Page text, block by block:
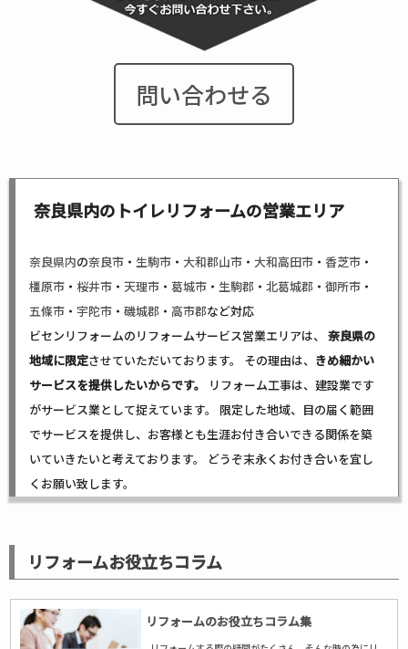
問い合わせる
奈良県内のトイレリフォームの営業エリア
奈良県内の奈良市 ・ 生駒市 ・ 大和郡山市 ・ 大和高田市 ・ 香芝市 ・
橿原市 ・ 桜井市 ・ 天理市 ・ 葛城市 ・ 生駒郡 ・ 北葛城郡 ・ 御所市 ・
五條市 ・ 宇陀市 ・ 磯城郡 ・ 高市郡など対応
ビセンリフォームのリフォームサービス営業エリアは、 奈良県の
地域に限定させていただいております。 その理由は、 きめ細かい
サービスを提供したいからです。
リフォーム工事は、建設業です
がサービス業として捉えています。 限定した地域、目の届く範囲
でサービスを提供し、お客様とも生涯お付き合いできる関係を築
いていきたいと考えております。 どうぞ末永くお付き合いを宜し
くお願い致します。
リフォームお役立ちコラム
リフォームのお役立ちコラム集